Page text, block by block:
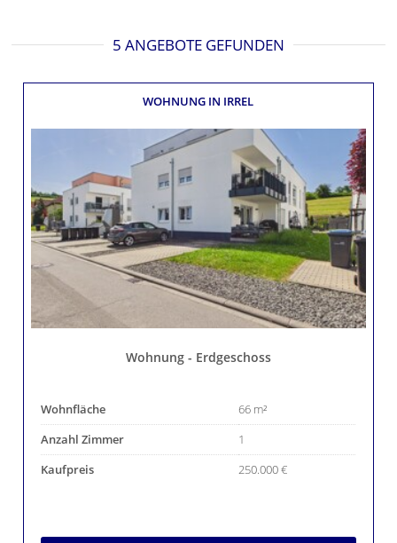
5 ANGEBOTE GEFUNDEN
WOHNUNG IN IRREL
Wohnung - Erdgeschoss
Wohnfläche
66 m²
Anzahl Zimmer
1
Kaufpreis
250.000 €